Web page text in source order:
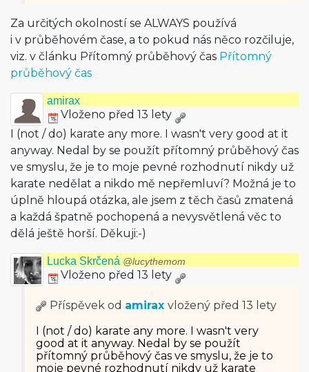
Za určitých okolností se ALWAYS používá
i v průběhovém čase, a to pokud nás něco rozčiluje,
viz. v článku Přítomný průběhový čas Přítomný
průběhový čas
amirax
Vloženo před 13 lety
I (not / do) karate any more. I wasn't very good at it
anyway. Nedal by se použít přítomný průběhový čas
ve smyslu, že je to moje pevné rozhodnutí nikdy už
karate nedělat a nikdo mě nepřemluví? Možná je to
úplně hloupá otázka, ale jsem z těch časů zmatená
a každá špatně pochopená a nevysvětlená věc to
dělá ještě horší. Děkuji:-)
Lucka Skrčená @lucythemom
Vloženo před 13 lety
Příspěvek od amirax vložený před 13 lety
I (not / do) karate any more. I wasn't very
good at it anyway. Nedal by se použít
přítomný průběhový čas ve smyslu, že je to
moje pevné rozhodnutí nikdy už karate